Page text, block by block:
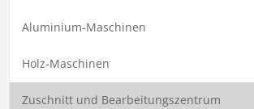
Aluminium-Maschinen
Holz-Maschinen
Zuschnitt und Bearbeitungszentrum